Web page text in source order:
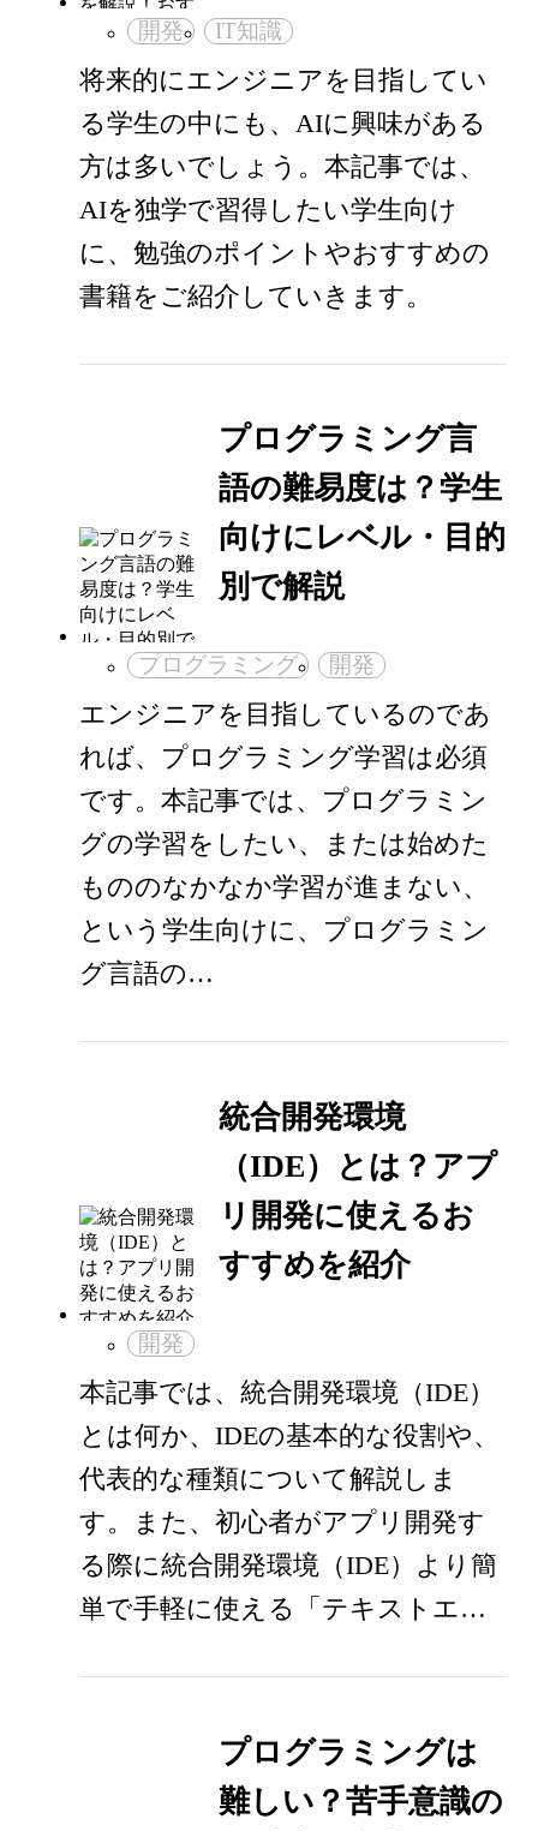
開発 IT知識
将来的にエンジニアを目指してい
る学生の中にも、AIに興味がある
方は多いでしょう。本記事では、
AIを独学で習得したい学生向け
に、勉強のポイントやおすすめの
書籍をご紹介していきます。
プログラミング言
語の難易度は？学生
向けにレベル・目的
別で解説
プログラミング 開発
エンジニアを目指しているのであ
れば、プログラミング学習は必須
です。本記事では、プログラミン
グの学習をしたい、または始めた
もののなかなか学習が進まない、
という学生向けに、プログラミン
グ言語の…
統合開発環境
（IDE）とは？アプ
リ開発に使えるお
すすめを紹介
開発
本記事では、統合開発環境（IDE）
とは何か、IDEの基本的な役割や、
代表的な種類について解説しま
す。また、初心者がアプリ開発す
る際に統合開発環境（IDE）より簡
単で手軽に使える「テキストエ…
プログラミングは
難しい？苦手意識の